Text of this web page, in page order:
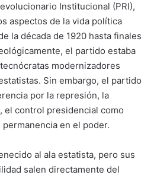
Institucional (PRI),
aspectos de la vida política
la década de 1920 hasta finales
el partido estaba
modernizadores
Sin embargo, el partido
por la represión, la
el control presidencial como
en el poder.
al ala estatista, pero sus
salen directamente del